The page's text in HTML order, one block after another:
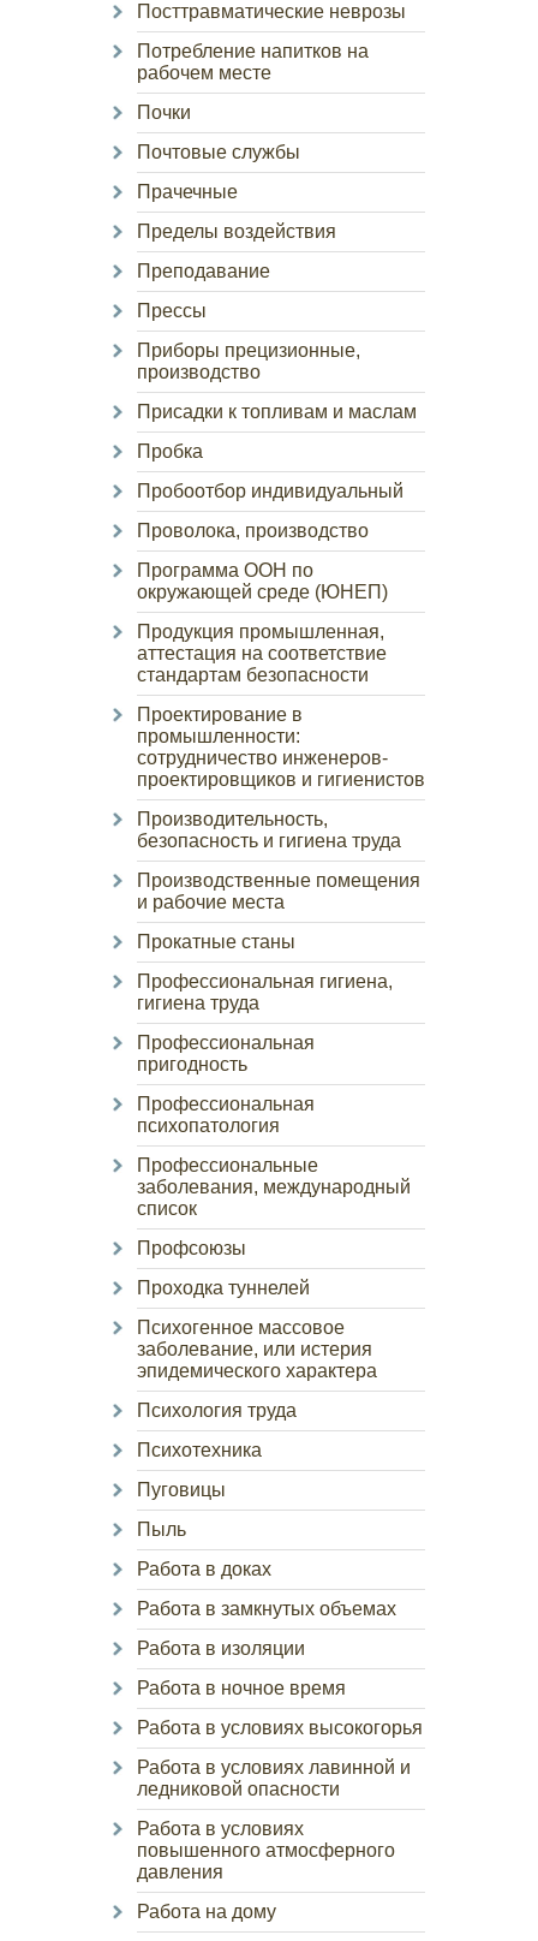
Посттравматические неврозы
Потребление напитков на
рабочем месте
Почки
Почтовые службы
Прачечные
Пределы воздействия
Преподавание
Прессы
Приборы прецизионные,
производство
Присадки к топливам и маслам
Пробка
Пробоотбор индивидуальный
Проволока, производство
Программа ООН по
окружающей среде (ЮНЕП)
Продукция промышленная,
аттестация на соответствие
стандартам безопасности
Проектирование в
промышленности:
сотрудничество инженеров-
проектировщиков и гигиенистов
Производительность,
безопасность и гигиена труда
Производственные помещения
и рабочие места
Прокатные станы
Профессиональная гигиена,
гигиена труда
Профессиональная
пригодность
Профессиональная
психопатология
Профессиональные
заболевания, международный
список
Профсоюзы
Проходка туннелей
Психогенное массовое
заболевание, или истерия
эпидемического характера
Психология труда
Психотехника
Пуговицы
Пыль
Работа в доках
Работа в замкнутых объемах
Работа в изоляции
Работа в ночное время
Работа в условиях высокогорья
Работа в условиях лавинной и
ледниковой опасности
Работа в условиях
повышенного атмосферного
давления
Работа на дому